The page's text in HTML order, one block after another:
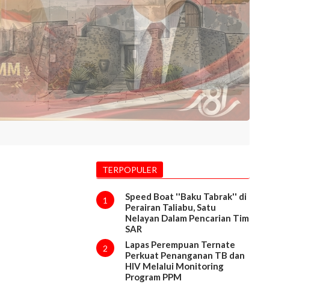
TERPOPULER
1
Speed Boat ''Baku Tabrak'' di
Perairan Taliabu, Satu
Nelayan Dalam Pencarian Tim
SAR
2
Lapas Perempuan Ternate
Perkuat Penanganan TB dan
HIV Melalui Monitoring
Program PPM